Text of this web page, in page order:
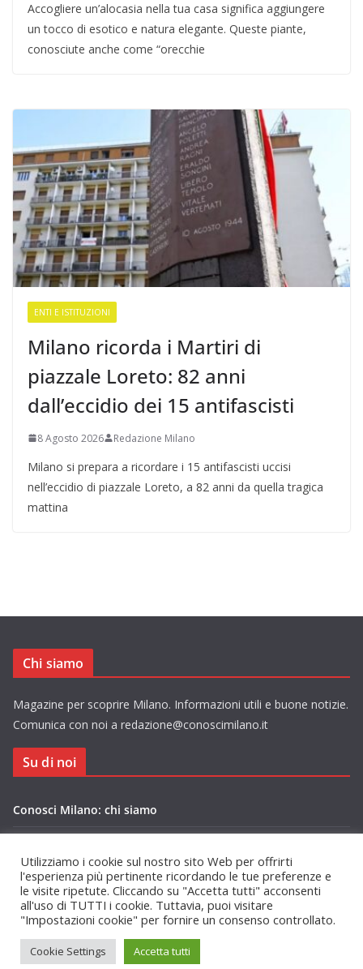
Accogliere un’alocasia nella tua casa significa aggiungere
un tocco di esotico e natura elegante. Queste piante,
conosciute anche come “orecchie
ENTI E ISTITUZIONI
Milano ricorda i Martiri di
piazzale Loreto: 82 anni
dall’eccidio dei 15 antifascisti
8 Agosto 2026 Redazione Milano
Milano si prepara a ricordare i 15 antifascisti uccisi
nell’eccidio di piazzale Loreto, a 82 anni da quella tragica
mattina
Chi siamo
Magazine per scoprire Milano. Informazioni utili e buone notizie.
Comunica con noi a redazione@conoscimilano.it
Su di noi
Conosci Milano: chi siamo
Copyright © 2026Conosci Milano
Tema:ColorMag di ThemeGrill. Powered by
Utilizziamo i cookie sul nostro sito Web per offrirti
l'esperienza più pertinente ricordando le tue preferenze e
le visite ripetute. Cliccando su "Accetta tutti" acconsenti
all'uso di TUTTI i cookie. Tuttavia, puoi visitare
"Impostazioni cookie" per fornire un consenso controllato.
Cookie Settings Accetta tutti